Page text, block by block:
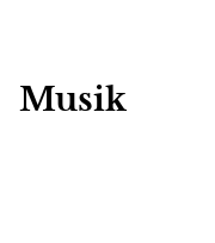
Musik